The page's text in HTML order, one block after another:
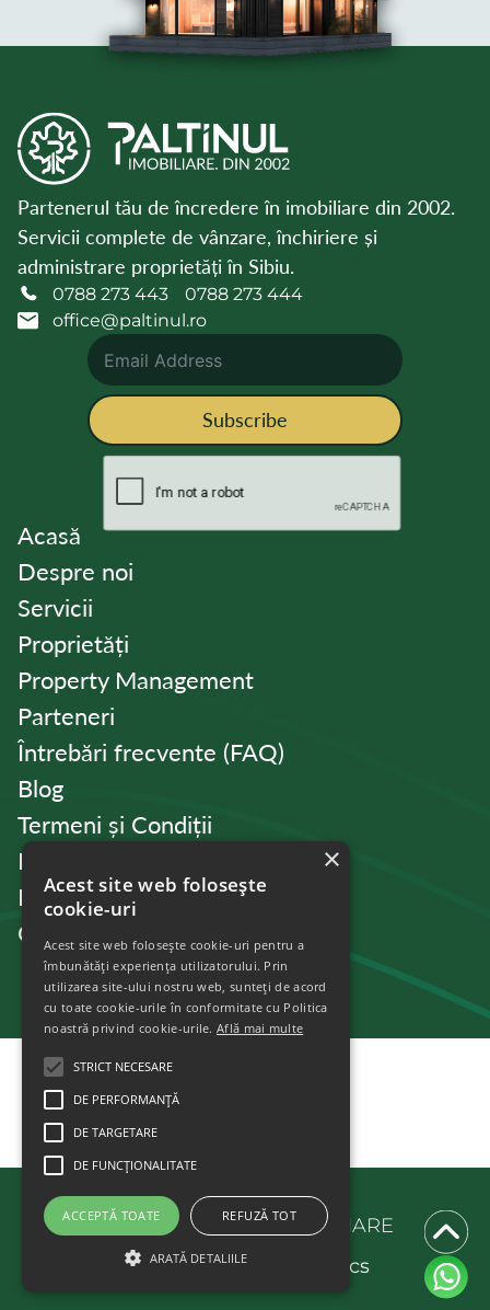
Partenerul tău de încredere în imobiliare din 2002.
Servicii complete de vânzare, închiriere și
administrare proprietăți în Sibiu.
0788 273 443
0788 273 444
office@paltinul.ro
Subscribe
Acasă
Despre noi
Servicii
Proprietăți
Property Management
Parteneri
Întrebări frecvente (FAQ)
Blog
Termeni și Condiții
Politica de Confidențialitate
Politica de cookies
Contact
© 2025 PALTINUL.IMOBILIARE
Powered By
Scriptics
×
Acest site web folosește
cookie-uri
Acest site web folosește cookie-uri pentru a
îmbunătăți experiența utilizatorului. Prin
utilizarea site-ului nostru web, sunteți de acord
cu toate cookie-urile în conformitate cu Politica
noastră privind cookie-urile.Află mai multe
STRICT NECESARE
DE PERFORMANȚĂ
DE TARGETARE
DE FUNCŢIONALITATE
ACCEPTĂ TOATE REFUZĂ TOT
ARATĂ DETALIILE